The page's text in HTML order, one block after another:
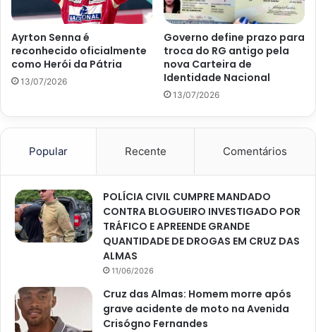
Ayrton Senna é
reconhecido oficialmente
como Herói da Pátria
13/07/2026
Governo define prazo para
troca do RG antigo pela
nova Carteira de
Identidade Nacional
13/07/2026
Popular Recente Comentários
POLÍCIA CIVIL CUMPRE MANDADO
CONTRA BLOGUEIRO INVESTIGADO POR
TRÁFICO E APREENDE GRANDE
QUANTIDADE DE DROGAS EM CRUZ DAS
ALMAS
11/06/2026
Cruz das Almas: Homem morre após
grave acidente de moto na Avenida
Crisógno Fernandes